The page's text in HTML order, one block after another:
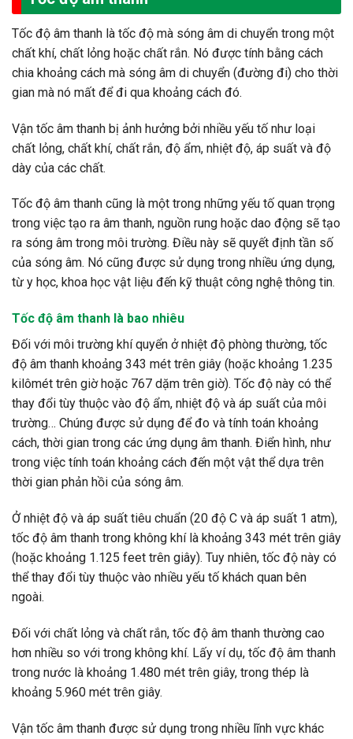
Tốc độ âm thanh là tốc độ mà sóng âm di chuyển trong một
chất khí, chất lỏng hoặc chất rắn. Nó được tính bằng cách
chia khoảng cách mà sóng âm di chuyển (đường đi) cho thời
gian mà nó mất để đi qua khoảng cách đó.
Vận tốc âm thanh bị ảnh hưởng bởi nhiều yếu tố như loại
chất lỏng, chất khí, chất rắn, độ ẩm, nhiệt độ, áp suất và độ
dày của các chất.
Tốc độ âm thanh cũng là một trong những yếu tố quan trọng
trong việc tạo ra âm thanh, nguồn rung hoặc dao động sẽ tạo
ra sóng âm trong môi trường. Điều này sẽ quyết định tần số
của sóng âm. Nó cũng được sử dụng trong nhiều ứng dụng,
từ y học, khoa học vật liệu đến kỹ thuật công nghệ thông tin.
Tốc độ âm thanh là bao nhiêu
Đối với môi trường khí quyển ở nhiệt độ phòng thường, tốc
độ âm thanh khoảng 343 mét trên giây (hoặc khoảng 1.235
kilômét trên giờ hoặc 767 dặm trên giờ). Tốc độ này có thể
thay đổi tùy thuộc vào độ ẩm, nhiệt độ và áp suất của môi
trường… Chúng được sử dụng để đo và tính toán khoảng
cách, thời gian trong các ứng dụng âm thanh. Điển hình, như
trong việc tính toán khoảng cách đến một vật thể dựa trên
thời gian phản hồi của sóng âm.
Ở nhiệt độ và áp suất tiêu chuẩn (20 độ C và áp suất 1 atm),
tốc độ âm thanh trong không khí là khoảng 343 mét trên giây
(hoặc khoảng 1.125 feet trên giây). Tuy nhiên, tốc độ này có
thể thay đổi tùy thuộc vào nhiều yếu tố khách quan bên
ngoài.
Đối với chất lỏng và chất rắn, tốc độ âm thanh thường cao
hơn nhiều so với trong không khí. Lấy ví dụ, tốc độ âm thanh
trong nước là khoảng 1.480 mét trên giây, trong thép là
khoảng 5.960 mét trên giây.
Vận tốc âm thanh được sử dụng trong nhiều lĩnh vực khác